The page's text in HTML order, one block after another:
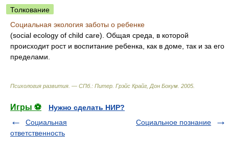
Толкование
Социальная экология заботы о ребенке
(social ecology of child care). Общая среда, в которой
происходит рост и воспитание ребенка, как в доме, так и за его
пределами.
Психология развития. — СПб.: Питер Грэйс Крайг, Дон Бокум 2005
Игры ⚽
Нужно сделать НИР?
Социальная
ответственность
Социальное познание